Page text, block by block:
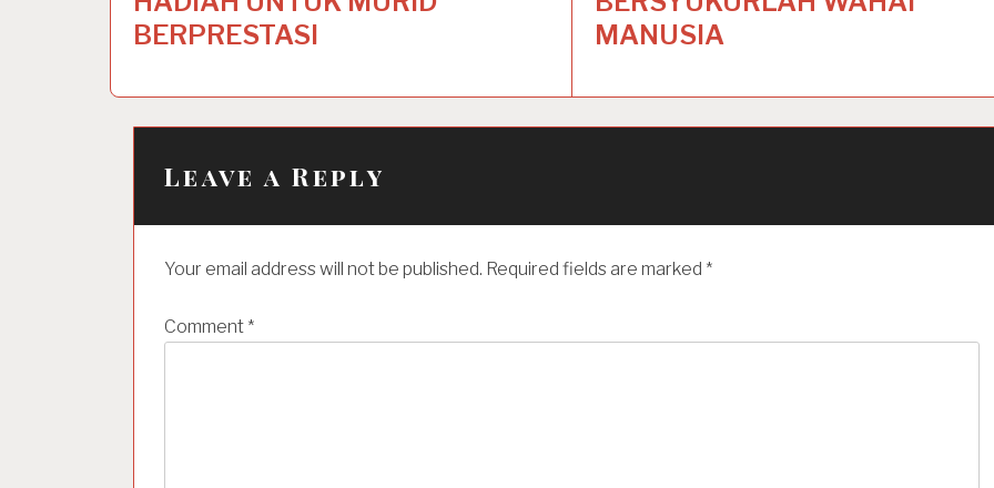
n
BERPRESTASI
MANUSIA
Leave a Reply
Your email address will not be published. Required fields are marked *
Comment *